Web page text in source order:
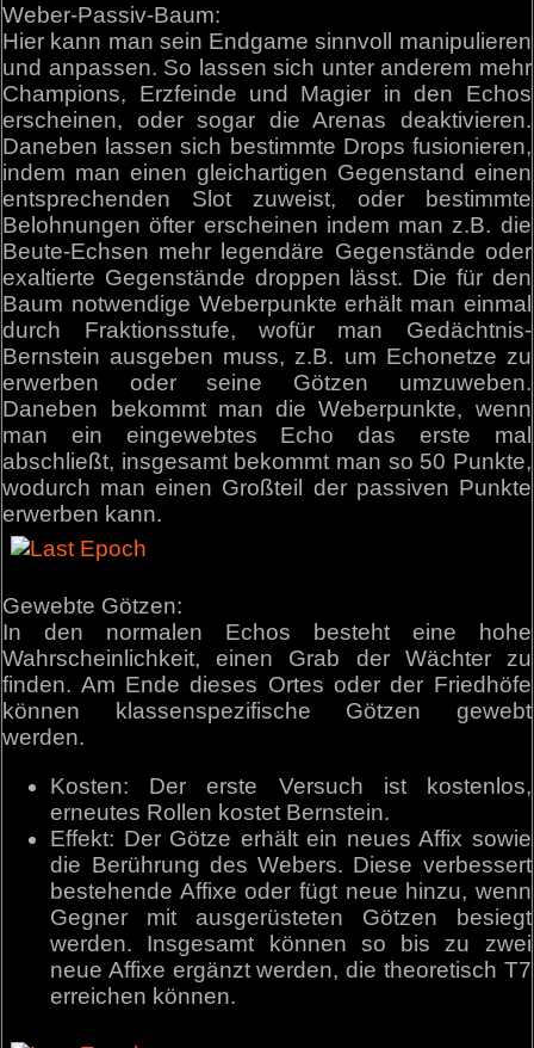
Weber-Passiv-Baum:
Hier kann man sein Endgame sinnvoll manipulieren
und anpassen. So lassen sich unter anderem mehr
Champions, Erzfeinde und Magier in den Echos
erscheinen, oder sogar die Arenas deaktivieren.
Daneben lassen sich bestimmte Drops fusionieren,
indem man einen gleichartigen Gegenstand einen
entsprechenden Slot zuweist, oder bestimmte
Belohnungen öfter erscheinen indem man z.B. die
Beute-Echsen mehr legendäre Gegenstände oder
exaltierte Gegenstände droppen lässt. Die für den
Baum notwendige Weberpunkte erhält man einmal
durch Fraktionsstufe, wofür man Gedächtnis-
Bernstein ausgeben muss, z.B. um Echonetze zu
erwerben oder seine Götzen umzuweben.
Daneben bekommt man die Weberpunkte, wenn
man ein eingewebtes Echo das erste mal
abschließt, insgesamt bekommt man so 50 Punkte,
wodurch man einen Großteil der passiven Punkte
erwerben kann.
Gewebte Götzen:
In den normalen Echos besteht eine hohe
Wahrscheinlichkeit, einen Grab der Wächter zu
finden. Am Ende dieses Ortes oder der Friedhöfe
können klassenspezifische Götzen gewebt
werden.
Kosten: Der erste Versuch ist kostenlos,
erneutes Rollen kostet Bernstein.
Effekt: Der Götze erhält ein neues Affix sowie
die Berührung des Webers. Diese verbessert
bestehende Affixe oder fügt neue hinzu, wenn
Gegner mit ausgerüsteten Götzen besiegt
werden. Insgesamt können so bis zu zwei
neue Affixe ergänzt werden, die theoretisch T7
erreichen können.